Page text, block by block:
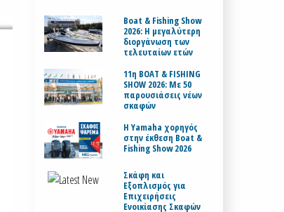
Boat & Fishing Show
2026: Η μεγαλύτερη
διοργάνωση των
τελευταίων ετών
11η BOAT & FISHING
SHOW 2026: Με 50
παρουσιάσεις νέων
σκαφών
H Yamaha χορηγός
στην έκθεση Boat &
Fishing Show 2026
Σκάφη και
Εξοπλισμός για
Επιχειρήσεις
Ενοικίασης Σκαφών